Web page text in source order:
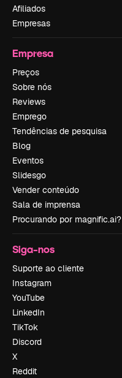
Afiliados
Empresas
Empresa
Preços
Sobre nós
Reviews
Emprego
Tendências de pesquisa
Blog
Eventos
Slidesgo
Vender conteúdo
Sala de imprensa
Procurando por magnific.ai?
Siga-nos
Suporte ao cliente
Instagram
YouTube
LinkedIn
TikTok
Discord
X
Reddit